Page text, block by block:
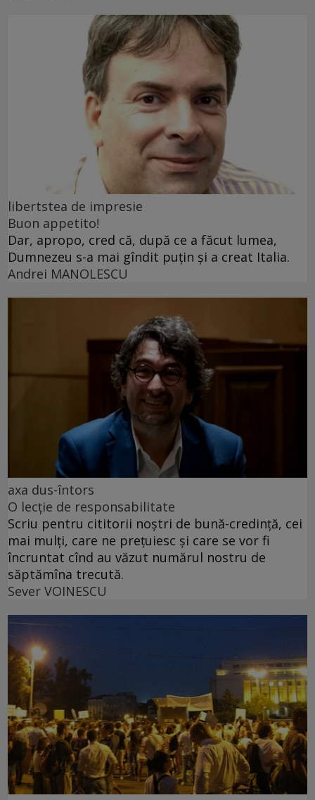
libertstea de impresie
Buon appetito!
Dar, apropo, cred că, după ce a făcut lumea,
Dumnezeu s-a mai gîndit puțin și a creat Italia.
Andrei MANOLESCU
axa dus-întors
O lecție de responsabilitate
Scriu pentru cititorii noștri de bună-credință, cei
mai mulți, care ne prețuiesc și care se vor fi
încruntat cînd au văzut numărul nostru de
săptămîna trecută.
Sever VOINESCU